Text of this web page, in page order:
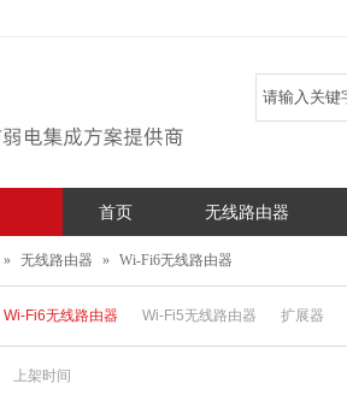
首页 无线路由器
» 无线路由器 » Wi-Fi6无线路由器
Wi-Fi6无线路由器 Wi-Fi5无线路由器 扩展器
上架时间